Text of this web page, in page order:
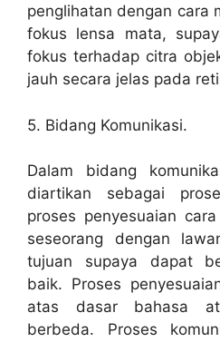
penglihatan dengan cara
fokus lensa mata,
fokus terhadap citra
jauh secara jelas pada
5. Bidang Komunikasi.
Dalam bidang
diartikan sebagai
proses penyesuaian
seseorang dengan
tujuan supaya dapat
baik. Proses
atas dasar bahasa
berbeda. Proses